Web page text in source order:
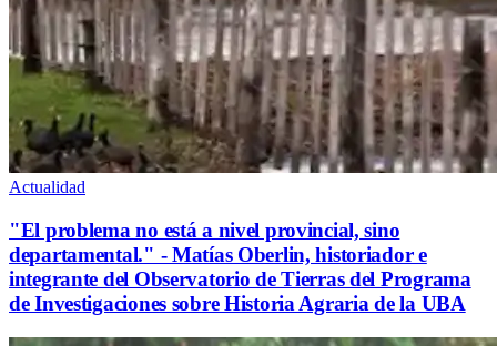
Actualidad
"El problema no está a nivel provincial, sino
departamental." - Matías Oberlin, historiador e
integrante del Observatorio de Tierras del Programa
de Investigaciones sobre Historia Agraria de la UBA